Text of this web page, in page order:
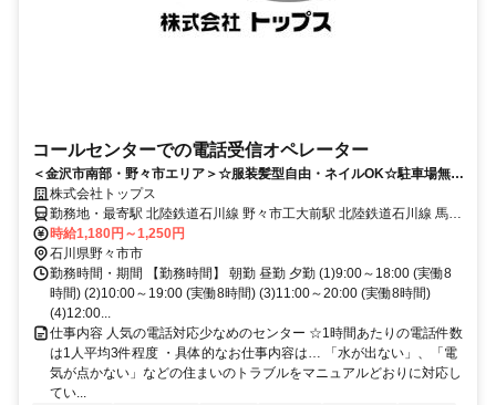
コールセンターでの電話受信オペレーター
＜金沢市南部・野々市エリア＞☆服装髪型自由・ネイルOK☆駐車場無
料！車通勤できるオフィスワーク
株式会社トップス
勤務地・最寄駅 北陸鉄道石川線 野々市工大前駅 北陸鉄道石川線 馬替
駅
時給1,180円～1,250円
石川県野々市市
勤務時間・期間 【勤務時間】 朝勤 昼勤 夕勤 (1)9:00～18:00 (実働8
時間) (2)10:00～19:00 (実働8時間) (3)11:00～20:00 (実働8時間)
(4)12:00...
仕事内容 人気の電話対応少なめのセンター ☆1時間あたりの電話件数
は1人平均3件程度 ・具体的なお仕事内容は… 「水が出ない」、「電
気が点かない」などの住まいのトラブルをマニュアルどおりに対応し
てい...